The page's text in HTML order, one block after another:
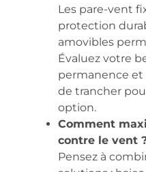
Les pare-vent
protection
amovibles
Évaluez votre
permanence et
de trancher
option.
Comment
contre le vent
Pensez à